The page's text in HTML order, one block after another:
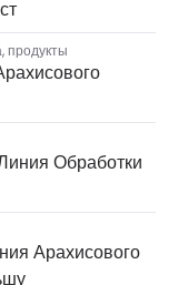
,продукты
Обработки
Арахисового